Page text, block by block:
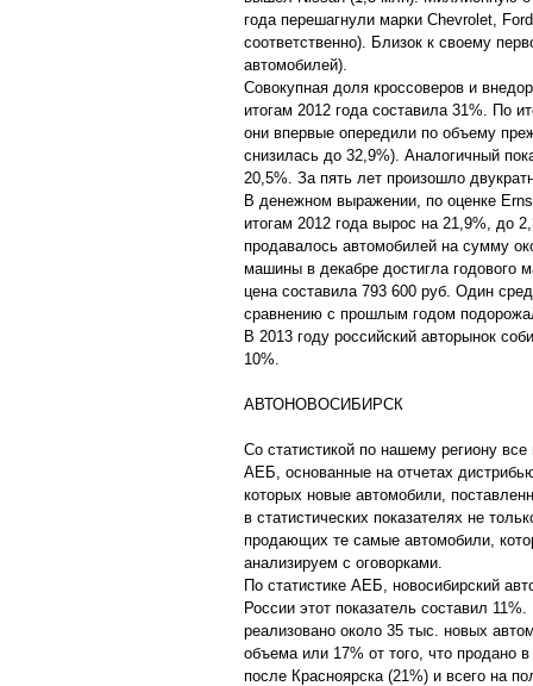
года перешагнули марки Chevrolet,
соответственно). Близок к своему
автомобилей).
Совокупная доля кроссоверов и
итогам 2012 года составила 31%. По
они впервые опередили по объему
снизилась до 32,9%). Аналогичный
20,5%. За пять лет произошло
В денежном выражении, по оценке
итогам 2012 года вырос на 21,9%, до
продавалось автомобилей на сумму
машины в декабре достигла годового
цена составила 793 600 руб. Один
сравнению с прошлым годом
В 2013 году российский авторынок
10%.
АВТОНОВОСИБИРСК
Со статистикой по нашему региону
АЕБ, основанные на отчетах
которых новые автомобили,
в статистических показателях не
продающих те самые автомобили,
анализируем с оговорками.
По статистике АЕБ, новосибирский
России этот показатель составил
реализовано около 35 тыс. новых
объема или 17% от того, что
после Красноярска (21%) и всего на